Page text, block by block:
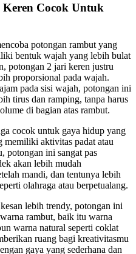
Cocok Untuk
potongan rambut yang
bentuk wajah yang lebih bulat
potongan 2 jari keren justru
proporsional pada wajah.
pada sisi wajah, potongan ini
tirus dan ramping, tanpa harus
di bagian atas rambut.
cocok untuk gaya hidup yang
memiliki aktivitas padat atau
potongan ini sangat pas
akan lebih mudah
mandi, dan tentunya lebih
olahraga atau berpetualang.
lebih trendy, potongan ini
rambut, baik itu warna
warna natural seperti coklat
ruang bagi kreativitasmu
gaya yang sederhana dan